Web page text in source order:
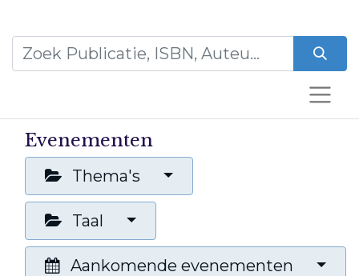
Evenementen
Thema's
Taal
Aankomende evenementen